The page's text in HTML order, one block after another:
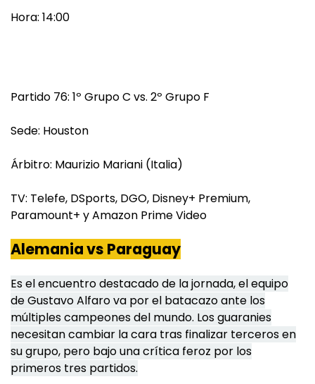
Hora: 14:00
Partido 76: 1º Grupo C vs. 2º Grupo F
Sede: Houston
Árbitro: Maurizio Mariani (Italia)
TV: Telefe, DSports, DGO, Disney+ Premium,
Paramount+ y Amazon Prime Video
Alemania vs Paraguay
Es el encuentro destacado de la jornada, el equipo
de Gustavo Alfaro va por el batacazo ante los
múltiples campeones del mundo. Los guaranies
necesitan cambiar la cara tras finalizar terceros en
su grupo, pero bajo una crítica feroz por los
primeros tres partidos.